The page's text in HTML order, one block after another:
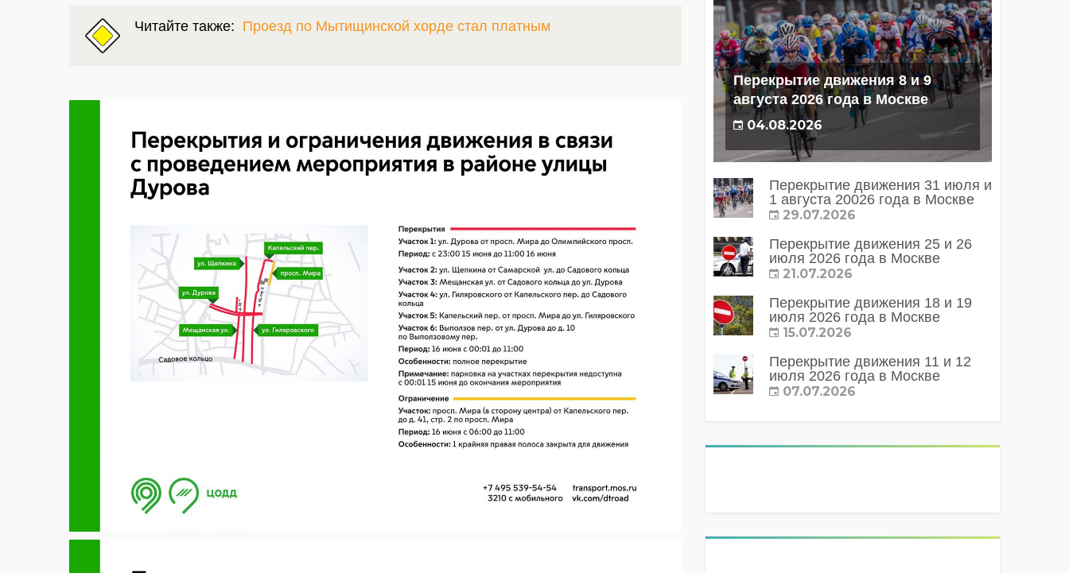
Читайте также: Проезд по Мытищинской хорде стал платным
Перекрытие движения 8 и 9
августа 2026 года в Москве
04.08.2026
Перекрытие движения 31 июля и
1 августа 20026 года в Москве
29.07.2026
Перекрытие движения 25 и 26
июля 2026 года в Москве
21.07.2026
Перекрытие движения 18 и 19
июля 2026 года в Москве
15.07.2026
Перекрытие движения 11 и 12
июля 2026 года в Москве
07.07.2026